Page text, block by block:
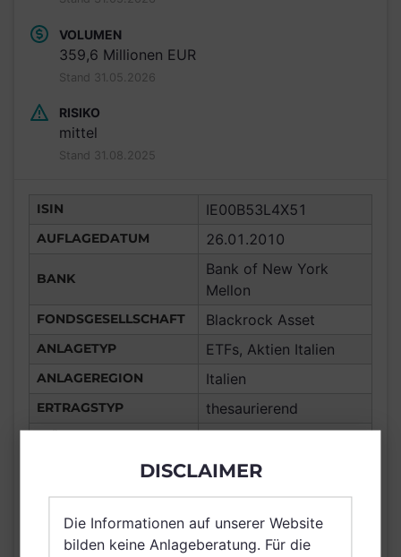
VOLUMEN
359,6 Millionen EUR
Stand 31.05.2026
RISIKO
mittel
Stand 31.08.2025
ISIN IE00B53L4X51
AUFLAGEDATUM 26.01.2010
BANK
Bank of New York
Mellon
FONDSGESELLSCHAFT Blackrock Asset
ANLAGETYP ETFs, Aktien Italien
ANLAGEREGION Italien
ERTRAGSTYP thesaurierend
Portugal, Tschechien,
Italien, Luxemburg,
DISCLAIMER
Die Informationen auf unserer Website
bilden keine Anlageberatung. Für die